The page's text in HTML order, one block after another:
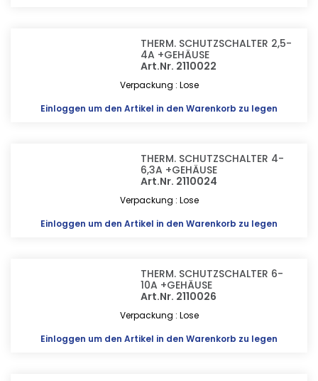
THERM. SCHUTZSCHALTER 2,5-
4A +GEHÄUSE
Art.Nr. 2110022
Verpackung : Lose
Einloggen um den Artikel in den Warenkorb zu legen
THERM. SCHUTZSCHALTER 4-
6,3A +GEHÄUSE
Art.Nr. 2110024
Verpackung : Lose
Einloggen um den Artikel in den Warenkorb zu legen
THERM. SCHUTZSCHALTER 6-
10A +GEHÄUSE
Art.Nr. 2110026
Verpackung : Lose
Einloggen um den Artikel in den Warenkorb zu legen